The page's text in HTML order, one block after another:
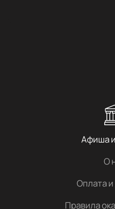
Афиша
О
Оплата и
Правила